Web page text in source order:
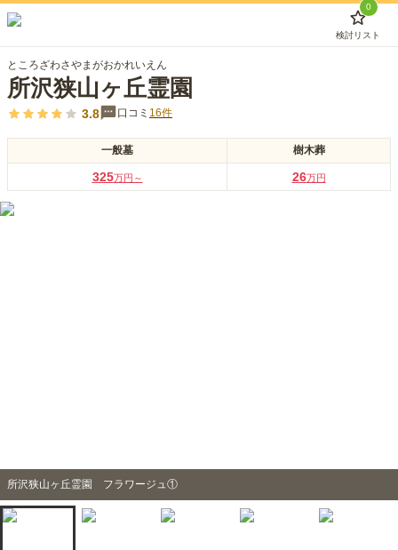
0
検討リスト
ところざわさやまがおかれいえん
所沢狭山ヶ丘霊園
3.8 口コミ 16件
一般墓 樹木葬
325万円～ 26万円
所沢狭山ヶ丘霊園 フラワージュ①